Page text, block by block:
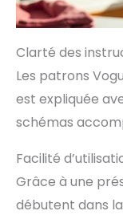
Clarté des
Les patrons
est expliquée
schémas
Facilité
Grâce à une
débutent dans